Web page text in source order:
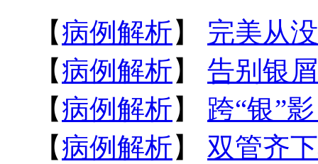
【病例解析】 完美从
【病例解析】 告别银
【病例解析】 跨“银”
【病例解析】 双管齐